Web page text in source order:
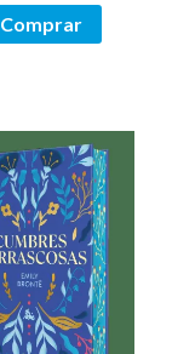
Comprar